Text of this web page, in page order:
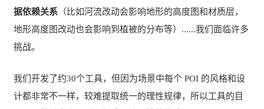
据依赖关系 （比如河流改动会影响地形的高度图和材质层，
地形高度图改动也会影响到植被的分布等）......我们面临许多
挑战。
我们开发了约30个工具，但因为场景中每个 POI 的风格和设
计都非常不一样，较难提取统一的理性规律，所以工具的目